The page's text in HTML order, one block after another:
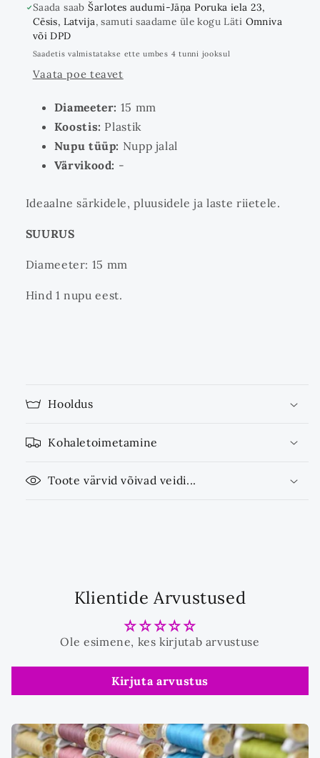
Saada saabŠarlotes audumi-Jāņa Poruka iela 23,
Cēsis, Latvija, samuti saadame üle kogu Läti Omniva
või DPD
Saadetis valmistatakse ette umbes 4 tunni jooksul
Vaata poe teavet
Diameeter: 15 mm
Koostis: Plastik
Nupu tüüp: Nupp jalal
Värvikood: -
Ideaalne särkidele, pluusidele ja laste riietele.
SUURUS
Diameeter: 15 mm
Hind 1 nupu eest.
Hooldus
Kohaletoimetamine
Toote värvid võivad veidi...
Klientide Arvustused
Ole esimene, kes kirjutab arvustuse
Kirjuta arvustus